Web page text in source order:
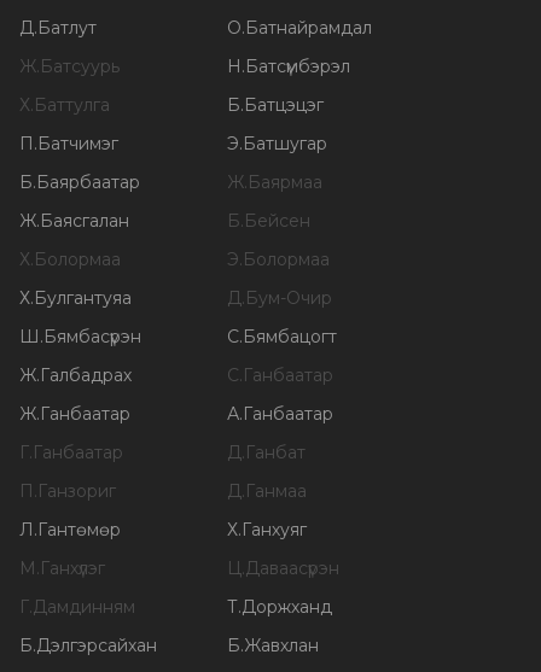
Д.Батлут О.Батнайрамдал
Ж.Батсуурь Н.Батсүмбэрэл
Х.Баттулга Б.Батцэцэг
П.Батчимэг Э.Батшугар
Б.Баярбаатар Ж.Баярмаа
Ж.Баясгалан Б.Бейсен
Х.Болормаа Э.Болормаа
Х.Булгантуяа Д.Бум-Очир
Ш.Бямбасүрэн С.Бямбацогт
Ж.Галбадрах С.Ганбаатар
Ж.Ганбаатар А.Ганбаатар
Г.Ганбаатар Д.Ганбат
П.Ганзориг Д.Ганмаа
Л.Гантөмөр Х.Ганхуяг
М.Ганхүлэг Ц.Даваасүрэн
Г.Дамдинням Т.Доржханд
Б.Дэлгэрсайхан Б.Жавхлан